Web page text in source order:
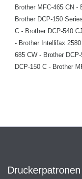
Brother MFC-465 CN -
Brother DCP-150
C - Brother DCP-540
- Brother Intellifax
685 CW - Brother
DCP-150 C - Brother